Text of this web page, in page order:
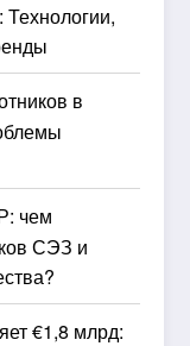
Технологии,
в
чем
СЭЗ и
€1,8 млрд: